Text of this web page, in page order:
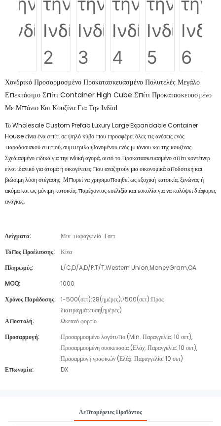
Χονδρικό Προσαρμοσμένο Προκατασκευασμένο Πολυτελές Μεγάλο
Επεκτάσιμο Σπίτι Container High Cube Σπίτι Προκατασκευασμένο
Με Μπάνιο Και Κουζίνα Για Την Ινδία1
Το Wholesale Custom Prefab Luxury Large Expandable Container
House είναι ένα σπίτι σε ψηλό κύβο που προσφέρει όλες τις ανέσεις ενός
παραδοσιακού σπιτιού, συμπεριλαμβανομένου ενός μπάνιου και της κουζίνας.
Σχεδιασμένο ειδικά για την ινδική αγορά, αυτό το προκατασκευασμένο σπίτι κοντέινερ
είναι ιδανικό για άτομα ή οικογένειες που αναζητούν μια οικονομικά αποδοτική και
βιώσιμη λύση στέγασης. Μπορεί να χρησιμοποιηθεί ως εξοχική κατοικία, ξενώνας ή
ακόμα και ως μόνιμη κατοικία, παρέχοντας ευελιξία και ευκολία για να καλύψει διάφορες
ανάγκες.
Δείγματα:
Μιν. παραγγελία: 1 σετ
Τόπος Προέλευσης:
Κίνα
Πληρωμές:
L/C,D/A,D/P,T/T,Western Union,MoneyGram,OA
MOQ:
1000
Χρόνος Παράδοσης: 1-500(σετ):28(ημέρες),>500(σετ):Προς
διαπραγμάτευση(ημέρες)
Αποστολή:
Ωκεανό φορτίο
Προσαρμογή:
Προσαρμοσμένο λογότυπο (Min. Παραγγελία: 10 σετ),
Προσαρμοσμένη συσκευασία (Ελάχ. Παραγγελία: 10 σετ),
Προσαρμογή γραφικών (Ελάχ. Παραγγελία: 10 σετ)
Επωνυμία:
DX
Λεπτομέρειες Προϊόντος